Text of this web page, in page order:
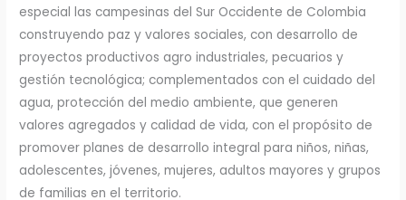
especial las campesinas del Sur Occidente de Colombia
construyendo paz y valores sociales, con desarrollo de
proyectos productivos agro industriales, pecuarios y
gestión tecnológica; complementados con el cuidado del
agua, protección del medio ambiente, que generen
valores agregados y calidad de vida, con el propósito de
promover planes de desarrollo integral para niños, niñas,
adolescentes, jóvenes, mujeres, adultos mayores y grupos
de familias en el territorio.